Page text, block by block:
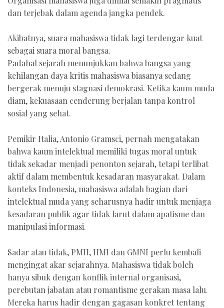
dan terjebak dalam agenda jangka pendek.
Akibatnya, suara mahasiswa tidak lagi terdengar kuat
sebagai suara moral bangsa.
Padahal sejarah menunjukkan bahwa bangsa yang
kehilangan daya kritis mahasiswa biasanya sedang
bergerak menuju stagnasi demokrasi. Ketika kaum muda
diam, kekuasaan cenderung berjalan tanpa kontrol
sosial yang sehat.
Pemikir Italia, Antonio Gramsci, pernah mengatakan
bahwa kaum intelektual memiliki tugas moral untuk
tidak sekadar menjadi penonton sejarah, tetapi terlibat
aktif dalam membentuk kesadaran masyarakat. Dalam
konteks Indonesia, mahasiswa adalah bagian dari
intelektual muda yang seharusnya hadir untuk menjaga
kesadaran publik agar tidak larut dalam apatisme dan
manipulasi informasi.
Sadar atau tidak, PMII, HMI dan GMNI perlu kembali
mengingat akar sejarahnya. Mahasiswa tidak boleh
hanya sibuk dengan konflik internal organisasi,
perebutan jabatan atau romantisme gerakan masa lalu.
Mereka harus hadir dengan gagasan konkret tentang